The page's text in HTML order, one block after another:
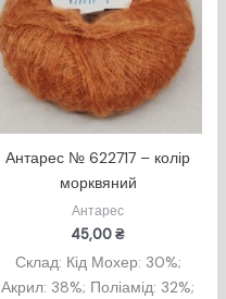
Антарес № 622717 – колір
морквяний
Антарес
45,00₴
Склад: Кід Мохер: 30%;
Акрил: 38%; Поліамід: 32%;